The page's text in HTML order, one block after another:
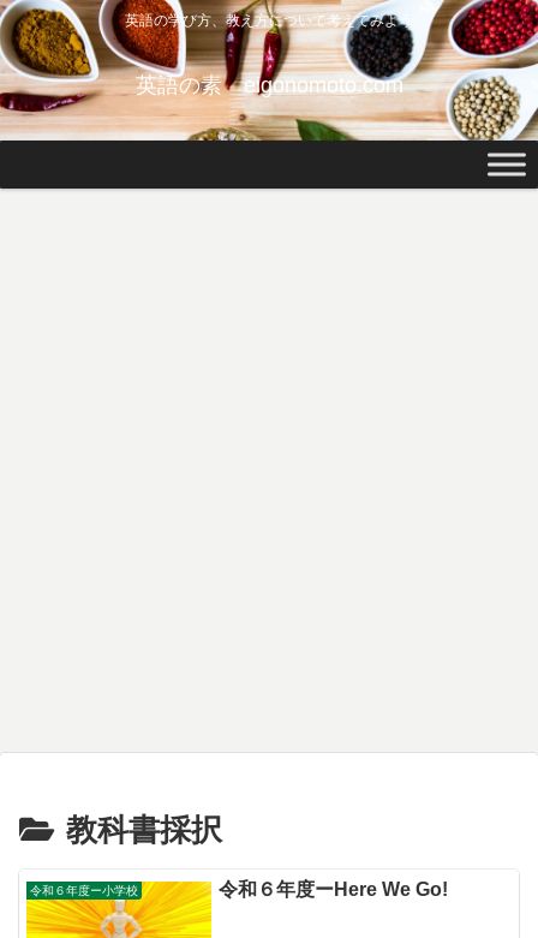
英語の学び方、教え方について考えてみよう
英語の素 eigonomoto.com
教科書採択
令和６年度ー小学校 令和６年度ーHere We Go!